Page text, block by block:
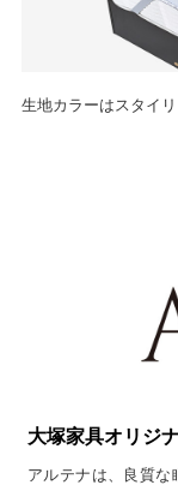
生地カラーはスタイ
大塚家具オリジ
アルテナは、良質な